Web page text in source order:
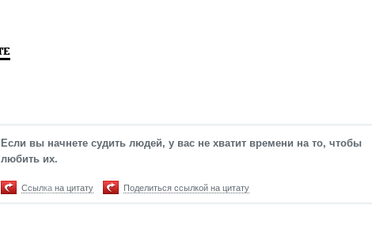
Если вы начнете судить людей, у вас не хватит времени на то, чтобы
любить их.
Ссылка на цитату Поделиться ссылкой на цитату